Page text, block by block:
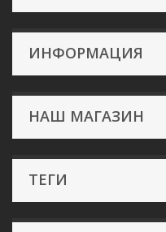
ИНФОРМАЦИЯ
НАШ МАГАЗИН
ТЕГИ